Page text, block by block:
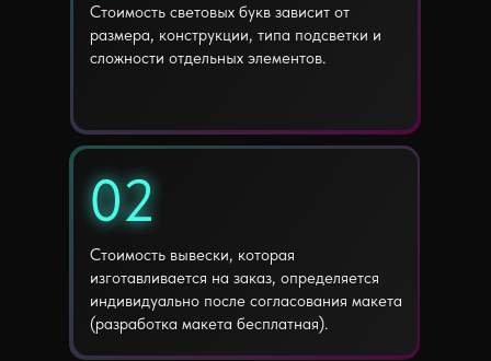
Стоимость световых букв зависит от
размера, конструкции, типа подсветки и
сложности отдельных элементов.
Стоимость вывески, которая
изготавливается на заказ, определяется
индивидуально после согласования макета
(разработка макета бесплатная).
02
02